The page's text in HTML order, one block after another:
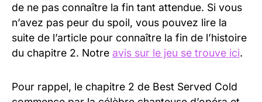
de ne pas connaître la fin tant attendue. Si vous
n’avez pas peur du spoil, vous pouvez lire la
suite de l’article pour connaître la fin de l’histoire
du chapitre 2. Notre avis sur le jeu se trouve ici.
Pour rappel, le chapitre 2 de Best Served Cold